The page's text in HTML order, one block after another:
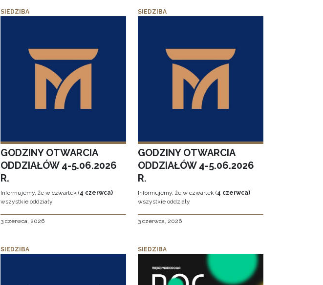
SIEDZIBA
GODZINY OTWARCIA
ODDZIAŁÓW 4-5.06.2026
R.
Informujemy, że w czwartek (4 czerwca)
wszystkie oddziały
3 czerwca, 2026
SIEDZIBA
GODZINY OTWARCIA
ODDZIAŁÓW 4-5.06.2026
R.
Informujemy, że w czwartek (4 czerwca)
wszystkie oddziały
3 czerwca, 2026
SIEDZIBA SIEDZIBA